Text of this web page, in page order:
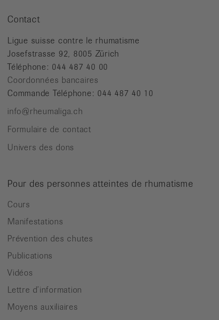
Contact
Ligue suisse contre le rhumatisme
Josefstrasse 92, 8005 Zürich
Téléphone: 044 487 40 00
Coordonnées bancaires
Commande Téléphone: 044 487 40 10
info@rheumaliga.ch
Formulaire de contact
Univers des dons
Pour des personnes atteintes de rhumatisme
Cours
Manifestations
Prévention des chutes
Publications
Vidéos
Lettre d’information
Moyens auxiliaires